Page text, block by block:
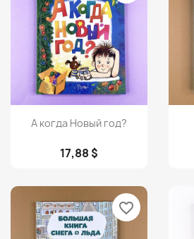
Просмотр
А когда Новый год?
17,88 $
favorite_border